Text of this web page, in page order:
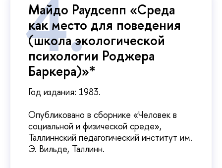
Майдо Раудсепп «Среда
как место для поведения
(школа экологической
психологии Роджера
Баркера)»*
Год издания: 1983.
Опубликовано в сборнике «Человек в
социальной и физической среде»,
Таллиннский педагогический институт им.
Э. Вильде, Таллинн.